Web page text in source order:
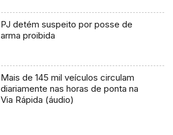
PJ detém suspeito por posse de
arma proibida
Mais de 145 mil veículos circulam
diariamente nas horas de ponta na
Via Rápida (áudio)